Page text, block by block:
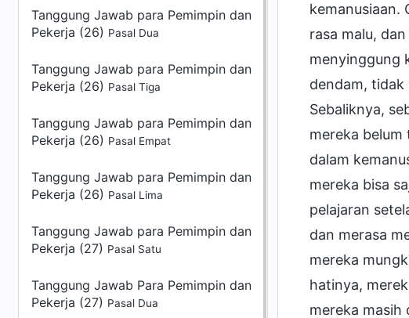
Tanggung Jawab para Pemimpin dan
Pekerja (26) Pasal Dua
Tanggung Jawab para Pemimpin dan
Pekerja (26) Pasal Tiga
Tanggung Jawab para Pemimpin dan
Pekerja (26) Pasal Empat
Tanggung Jawab para Pemimpin dan
Pekerja (26) Pasal Lima
Tanggung Jawab para Pemimpin dan
Pekerja (27) Pasal Satu
Tanggung Jawab Para Pemimpin dan
Pekerja (27) Pasal Dua
kemanusiaan.
rasa malu,
menyinggung
dendam, tidak
Sebaliknya,
mereka belum
dalam
mereka bisa
pelajaran
dan merasa
mereka
hatinya,
mereka masih